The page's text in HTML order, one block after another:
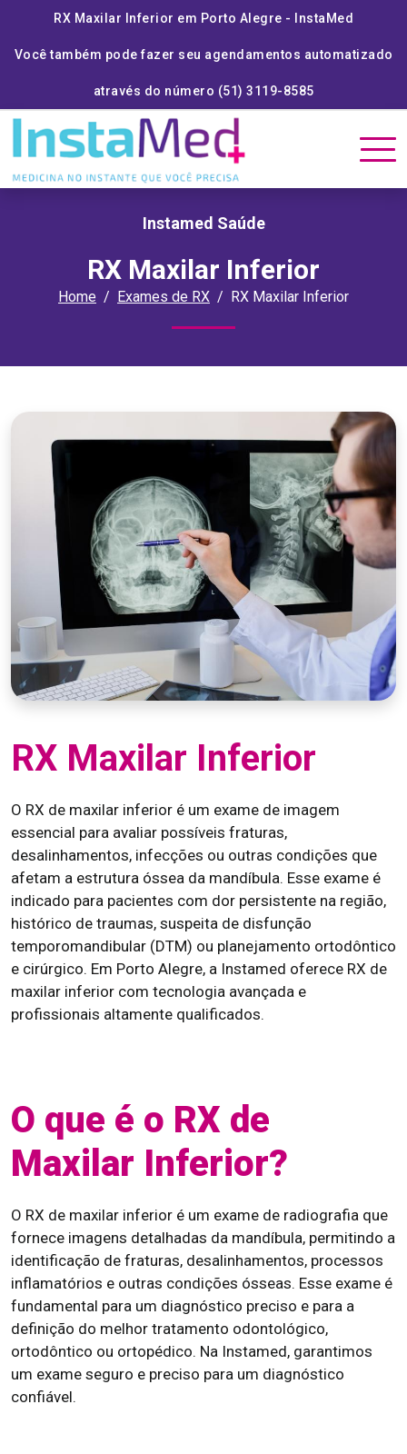
RX Maxilar Inferior em Porto Alegre - InstaMed
Você também pode fazer seu agendamentos automatizado
através do número (51) 3119-8585
Instamed Saúde
RX Maxilar Inferior
Home Exames de RX RX Maxilar Inferior
RX Maxilar Inferior
O RX de maxilar inferior é um exame de imagem
essencial para avaliar possíveis fraturas,
desalinhamentos, infecções ou outras condições que
afetam a estrutura óssea da mandíbula. Esse exame é
indicado para pacientes com dor persistente na região,
histórico de traumas, suspeita de disfunção
temporomandibular (DTM) ou planejamento ortodôntico
e cirúrgico. Em Porto Alegre, a Instamed oferece RX de
maxilar inferior com tecnologia avançada e
profissionais altamente qualificados.
O que é o RX de
Maxilar Inferior?
O RX de maxilar inferior é um exame de radiografia que
fornece imagens detalhadas da mandíbula, permitindo a
identificação de fraturas, desalinhamentos, processos
inflamatórios e outras condições ósseas. Esse exame é
fundamental para um diagnóstico preciso e para a
definição do melhor tratamento odontológico,
ortodôntico ou ortopédico. Na Instamed, garantimos
um exame seguro e preciso para um diagnóstico
confiável.